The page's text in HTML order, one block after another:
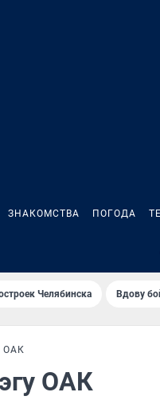
ЗНАКОМСТВА ПОГОДА
Челябинска Вдову
ОАК
ОАК